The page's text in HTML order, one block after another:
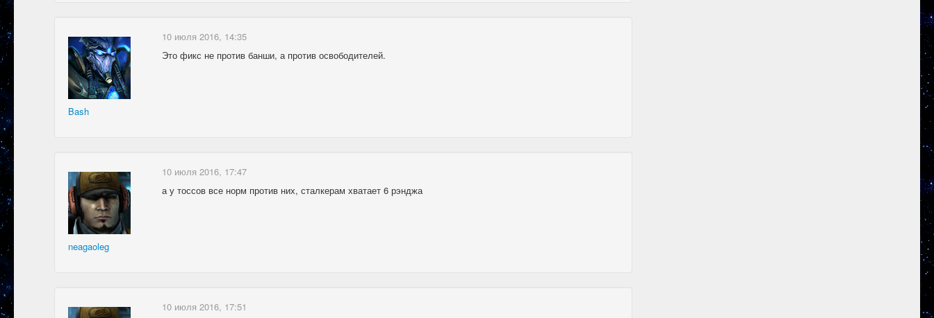
Bash
10 июля 2016, 14:35
Это фикс не против банши, а против освободителей.
neagaoleg
10 июля 2016, 17:47
а у тоссов все норм против них, сталкерам хватает 6 рэнджа
10 июля 2016, 17:51